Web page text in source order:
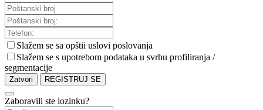
Slažem se sa opštii uslovi poslovanja
Slažem se s upotrebom podataka u svrhu profiliranja /
segmentacije
Zatvori REGISTRUJ SE
Zaboravili ste lozinku?